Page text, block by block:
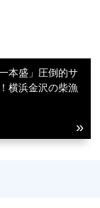
本盛」圧倒的サ
横浜金沢の柴漁